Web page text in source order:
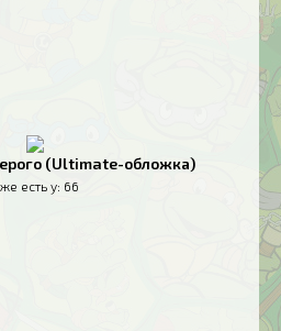
(Ultimate-обложка)
есть у: 66